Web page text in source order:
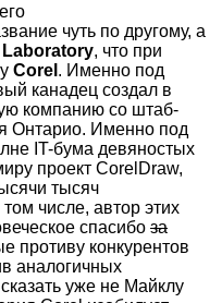
чуть по другому, а
, что при
Corel . Именно под
канадец создал в
компанию со штаб-
Онтарио. Именно под
IT-бума девяностых
проект CorelDraw,
тысяч
числе, автор этих
спасибо за
противу конкурентов
аналогичных
уже не Майклу